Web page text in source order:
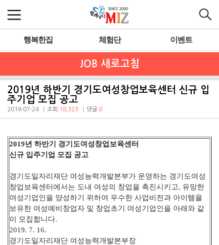
행복한집 체험단 이벤트
JOB 새로고침
2019년 하반기 경기도여성창업보육센터 신규 입
주기업 모집 공고
2019-07-24 조회 18,323 댓글 0
2019년 하반기 경기도여성창업보육센터
신규 입주기업 모집 공고
경기도일자리재단 여성능력개발본부가 운영하는 경기도여성
창업보육센터에서는 도내 여성의 창업을 촉진시키고, 유망한
여성기업인을 양성하기 위하여 우수한 사업비전과 아이템을
보유한 여성예비창업자 및 창업초기 여성기업인을 아래와 같
이 모집합니다.
2019. 7. 16.
경기도일자리재단 여성능력개발본부장